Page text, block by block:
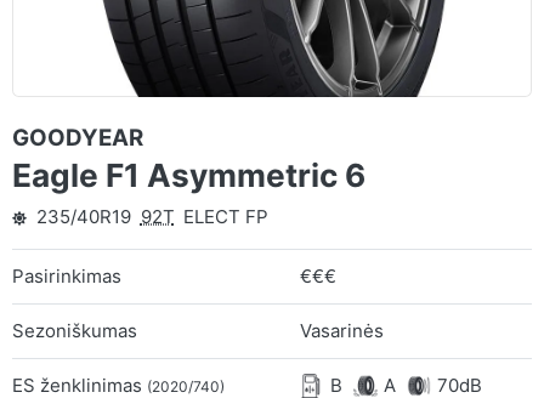
GOODYEAR
Eagle F1 Asymmetric 6
235/40R19 92T ELECT FP
Pasirinkimas €€€
Sezoniškumas Vasarinės
ES ženklinimas (2020/740) B A 70dB